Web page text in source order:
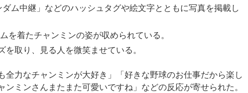
ダム中継」などのハッシュタグや絵文字とともに写真を掲載し
を着たチャンミンの姿が収められている。
取り、見る人を微笑ませている。
全力なチャンミンが大好き」「好きな野球のお仕事だから楽し
ミンさんまたまた可愛いですね」などの反応が寄せられた。